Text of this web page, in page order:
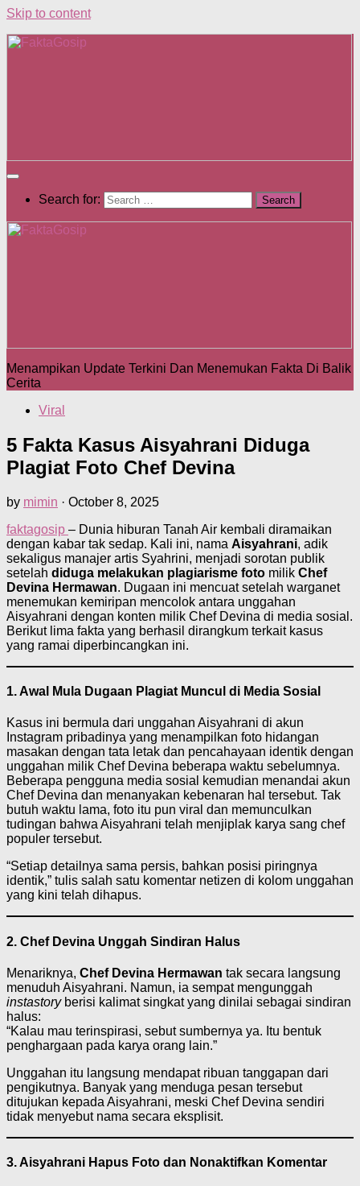
Skip to content
Search for:
Menampikan Update Terkini Dan Menemukan Fakta Di Balik
Cerita
Viral
5 Fakta Kasus Aisyahrani Diduga
Plagiat Foto Chef Devina
by mimin · October 8, 2025
faktagosip – Dunia hiburan Tanah Air kembali diramaikan
dengan kabar tak sedap. Kali ini, nama Aisyahrani, adik
sekaligus manajer artis Syahrini, menjadi sorotan publik
setelah diduga melakukan plagiarisme foto milik Chef
Devina Hermawan. Dugaan ini mencuat setelah warganet
menemukan kemiripan mencolok antara unggahan
Aisyahrani dengan konten milik Chef Devina di media sosial.
Berikut lima fakta yang berhasil dirangkum terkait kasus
yang ramai diperbincangkan ini.
1. Awal Mula Dugaan Plagiat Muncul di Media Sosial
Kasus ini bermula dari unggahan Aisyahrani di akun
Instagram pribadinya yang menampilkan foto hidangan
masakan dengan tata letak dan pencahayaan identik dengan
unggahan milik Chef Devina beberapa waktu sebelumnya.
Beberapa pengguna media sosial kemudian menandai akun
Chef Devina dan menanyakan kebenaran hal tersebut. Tak
butuh waktu lama, foto itu pun viral dan memunculkan
tudingan bahwa Aisyahrani telah menjiplak karya sang chef
populer tersebut.
“Setiap detailnya sama persis, bahkan posisi piringnya
identik,” tulis salah satu komentar netizen di kolom unggahan
yang kini telah dihapus.
2. Chef Devina Unggah Sindiran Halus
Menariknya, Chef Devina Hermawan tak secara langsung
menuduh Aisyahrani. Namun, ia sempat mengunggah
instastoryberisi kalimat singkat yang dinilai sebagai sindiran
halus:
“Kalau mau terinspirasi, sebut sumbernya ya. Itu bentuk
penghargaan pada karya orang lain.”
Unggahan itu langsung mendapat ribuan tanggapan dari
pengikutnya. Banyak yang menduga pesan tersebut
ditujukan kepada Aisyahrani, meski Chef Devina sendiri
tidak menyebut nama secara eksplisit.
3. Aisyahrani Hapus Foto dan Nonaktifkan Komentar